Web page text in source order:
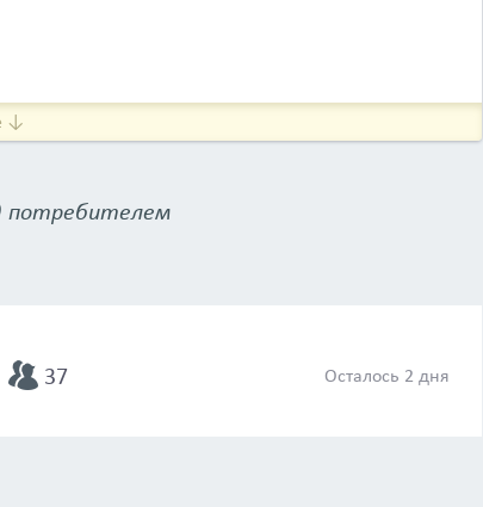
↓
потребителем
37 Осталось 2 дня